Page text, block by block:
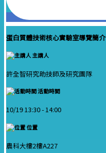
蛋白質體技術核心實驗室導覽簡介
主講人
許全智研究助技師及研究團隊
活動時間
10/19 13:30 -14:00
位置
農科大樓2樓A227